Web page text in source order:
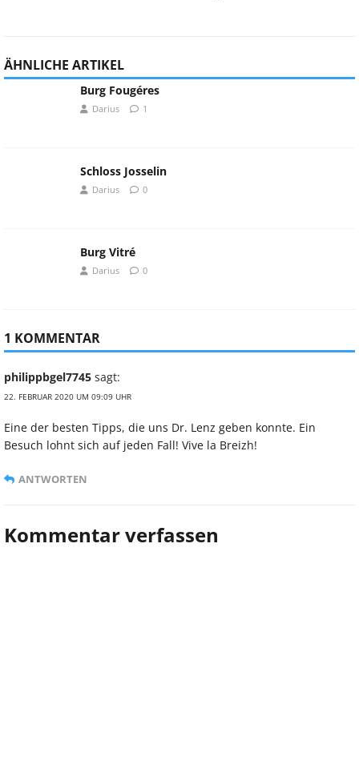
ÄHNLICHE ARTIKEL
Burg Fougéres
Darius 1
Schloss Josselin
Darius 0
Burg Vitré
Darius 0
1 KOMMENTAR
philippbgel7745 sagt:
22. FEBRUAR 2020 UM 09:09 UHR
Eine der besten Tipps, die uns Dr. Lenz geben konnte. Ein
Besuch lohnt sich auf jeden Fall! Vive la Breizh!
ANTWORTEN
Kommentar verfassen